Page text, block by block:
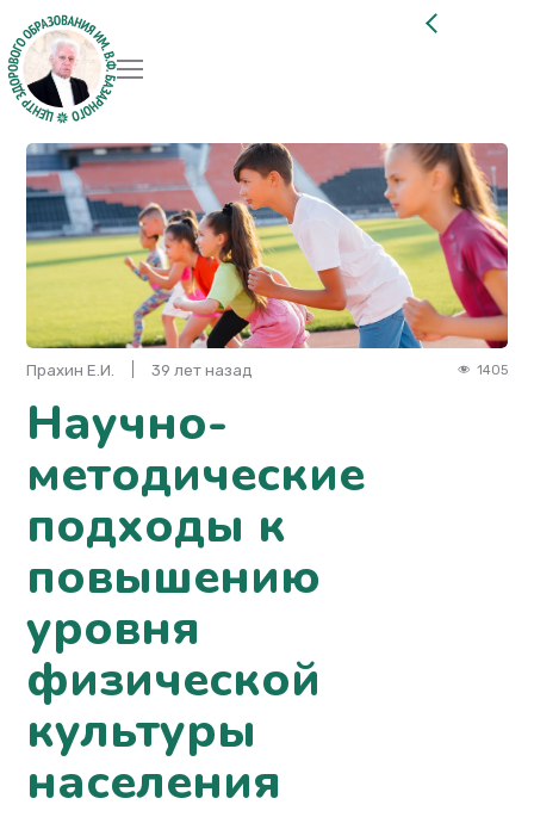
Прахин Е.И. 39 лет назад 1405
Научно-
методические
подходы к
повышению
уровня
физической
культуры
населения